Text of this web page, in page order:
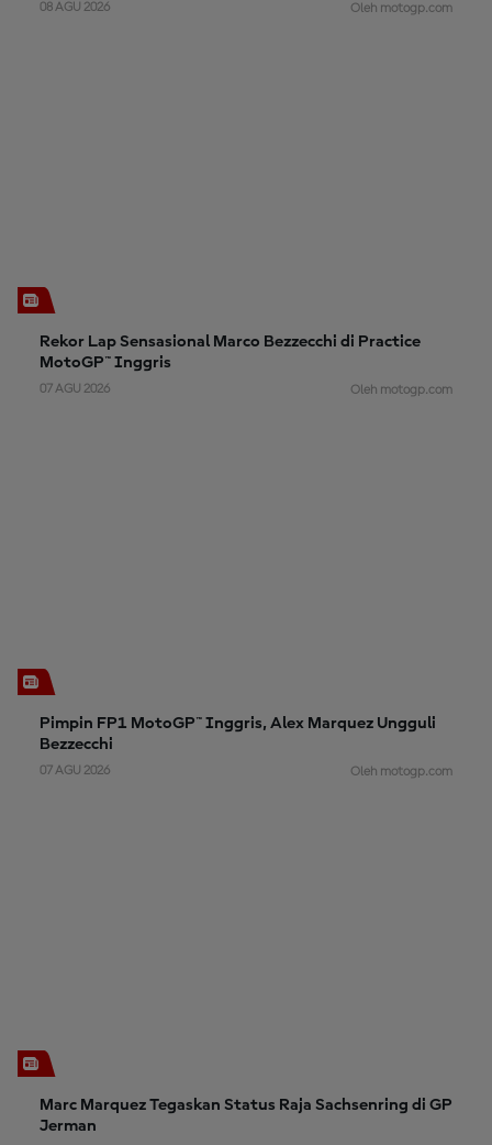
08 AGU 2026 Oleh motogp.com
Rekor Lap Sensasional Marco Bezzecchi di Practice
MotoGP™ Inggris
07 AGU 2026 Oleh motogp.com
Pimpin FP1 MotoGP™ Inggris, Alex Marquez Ungguli
Bezzecchi
07 AGU 2026 Oleh motogp.com
Marc Marquez Tegaskan Status Raja Sachsenring di GP
Jerman